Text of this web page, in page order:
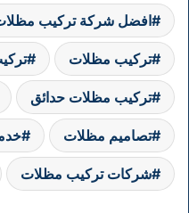
افضل شركة تركيب
تركيب مظلات
تركيب مظلات حدائق
تصاميم مظلات
شركات تركيب مظلات